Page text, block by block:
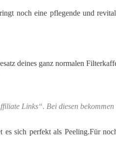
noch eine pflegende und
deines ganz normalen
Links“. Bei diesen
sich perfekt als Peeling.Für